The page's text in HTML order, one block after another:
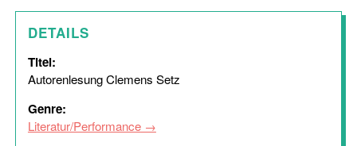
DETAILS
Titel:
Autorenlesung Clemens Setz
Genre:
Literatur/Performance